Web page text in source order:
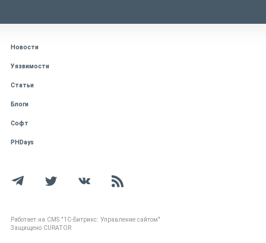
Новости
Уязвимости
Статьи
Блоги
Софт
PHDays
Работает на CMS "1С-Битрикс: Управление сайтом"
Защищено CURATOR